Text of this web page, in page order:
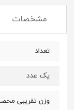
مشخصات
تعداد
یک عدد
وزن تقریبی